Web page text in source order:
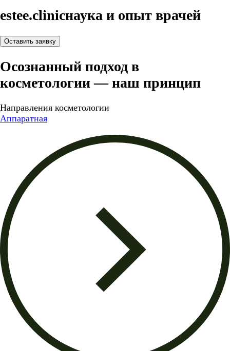
estee.clinicнаука и опыт врачей
Оставить заявку
Осознанный подход в
косметологии — наш принцип
Направления косметологии
Аппаратная